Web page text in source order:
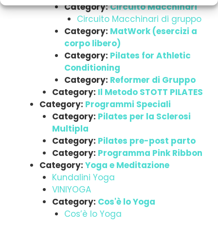
Category:Circuito Macchinari
Circuito Macchinari di gruppo
Category: MatWork (esercizi a
corpo libero)
Category: Pilates for Athletic
Conditioning
Category: Reformer di Gruppo
Category: Il Metodo STOTT PILATES
Category: Programmi Speciali
Category: Pilates per la Sclerosi
Multipla
Category: Pilates pre-post parto
Category: Programma Pink Ribbon
Category: Yoga e Meditazione
Kundalini Yoga
VINIYOGA
Category: Cos'è lo Yoga
Cos’è lo Yoga